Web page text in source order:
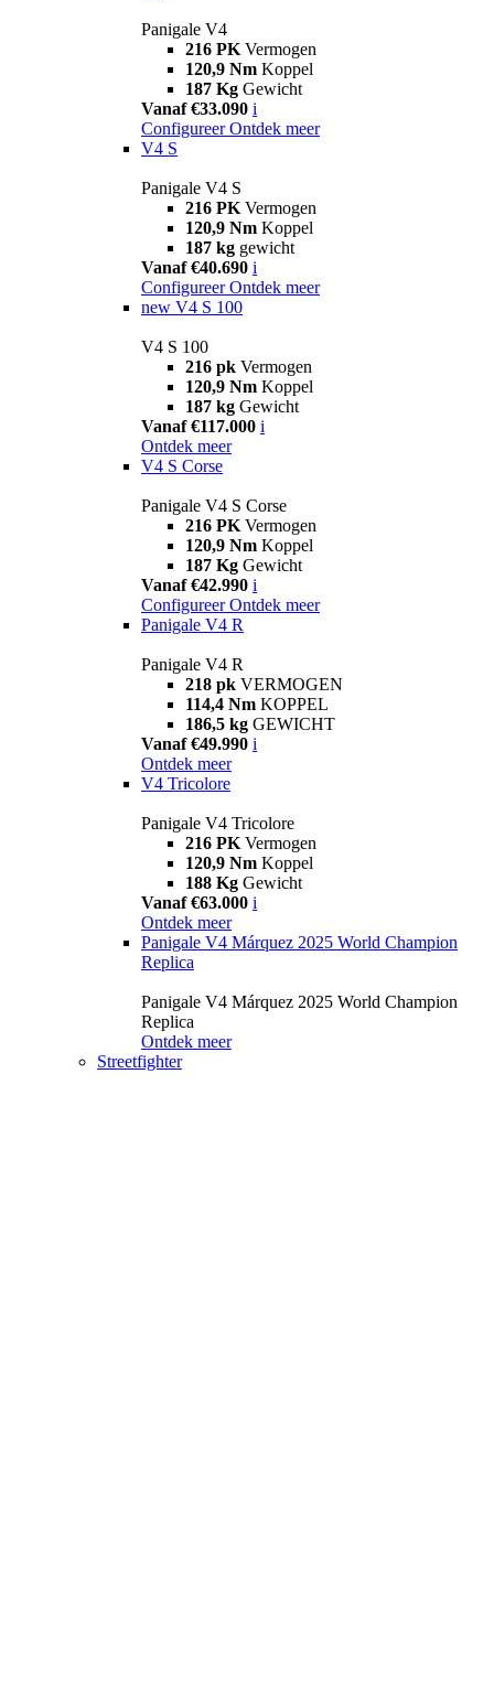
Panigale V4
216 PK Vermogen
120,9 Nm Koppel
187 Kg Gewicht
Vanaf €33.090 i
Configureer Ontdek meer
V4 S
Panigale V4 S
216 PK Vermogen
120,9 Nm Koppel
187 kg gewicht
Vanaf €40.690 i
Configureer Ontdek meer
new V4 S 100
V4 S 100
216 pk Vermogen
120,9 Nm Koppel
187 kg Gewicht
Vanaf €117.000 i
Ontdek meer
V4 S Corse
Panigale V4 S Corse
216 PK Vermogen
120,9 Nm Koppel
187 Kg Gewicht
Vanaf €42.990 i
Configureer Ontdek meer
Panigale V4 R
Panigale V4 R
218 pk VERMOGEN
114,4 Nm KOPPEL
186,5 kg GEWICHT
Vanaf €49.990 i
Ontdek meer
V4 Tricolore
Panigale V4 Tricolore
216 PK Vermogen
120,9 Nm Koppel
188 Kg Gewicht
Vanaf €63.000 i
Ontdek meer
Panigale V4 Márquez 2025 World Champion
Replica
Panigale V4 Márquez 2025 World Champion
Replica
Ontdek meer
Streetfighter